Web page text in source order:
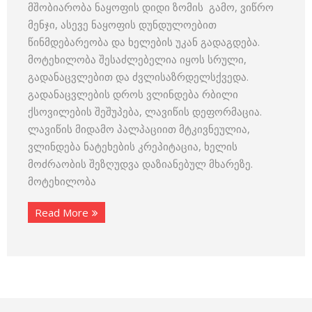
მშობიარობა ნაყოფის დიდი ზომის გამო, ვიწრო
მენჯი, ასევე ნაყოფის დუნდულოებით
წინმდებარეობა და ხელების უკან გადაგდება.
მოტეხილობა შესაძლებელია იყოს სრული,
გადანაცვლებით და ძვლისაზრდელსქვედა.
გადანაცვლების დროს ვლინდება რბილი
ქსოვილების შეშუპება, ლავიწის დეფორმაცია.
ლავიწის მიდამო პალპაციით მტკივნეულია,
ვლინდება ნატეხების კრეპიტაცია, ხელის
მოძრაობის შეზღუდვა დაზიანებულ მხარეზე.
მოტეხილობა
Read More